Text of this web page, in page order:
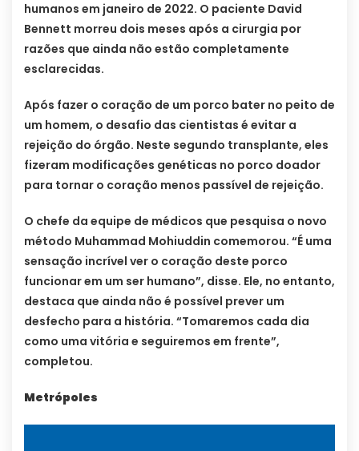
humanos em janeiro de 2022. O paciente David
Bennett morreu dois meses após a cirurgia por
razões que ainda não estão completamente
esclarecidas.
Após fazer o coração de um porco bater no peito de
um homem, o desafio das cientistas é evitar a
rejeição do órgão. Neste segundo transplante, eles
fizeram modificações genéticas no porco doador
para tornar o coração menos passível de rejeição.
O chefe da equipe de médicos que pesquisa o novo
método Muhammad Mohiuddin comemorou. “É uma
sensação incrível ver o coração deste porco
funcionar em um ser humano”, disse. Ele, no entanto,
destaca que ainda não é possível prever um
desfecho para a história. “Tomaremos cada dia
como uma vitória e seguiremos em frente”,
completou.
Metrópoles